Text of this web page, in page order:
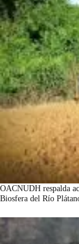
OACNUDH respalda
Biosfera del Río